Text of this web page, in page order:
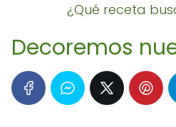
¿Qué receta
Decoremos